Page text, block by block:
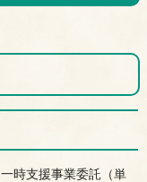
時支援事業委託（単